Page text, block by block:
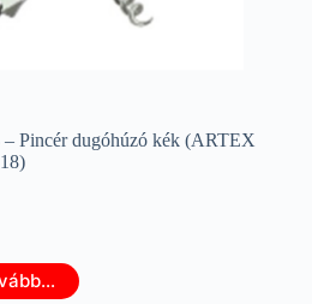
– Pincér dugóhúzó kék (ARTEX